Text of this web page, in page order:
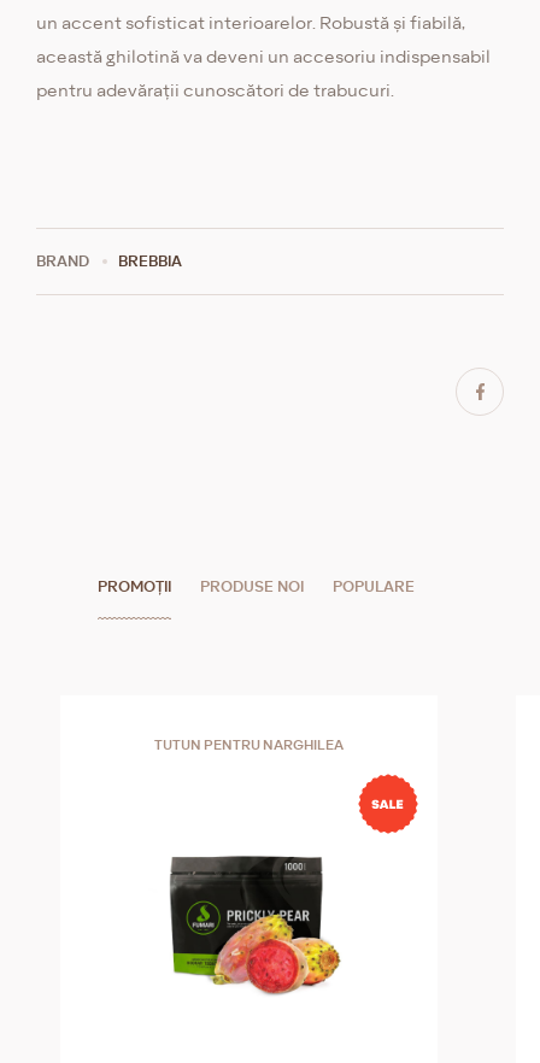
un accent sofisticat interioarelor. Robustă și fiabilă,
această ghilotină va deveni un accesoriu indispensabil
pentru adevărații cunoscători de trabucuri.
BRAND BREBBIA
PROMOȚII PRODUSE NOI POPULARE
TUTUN PENTRU NARGHILEA